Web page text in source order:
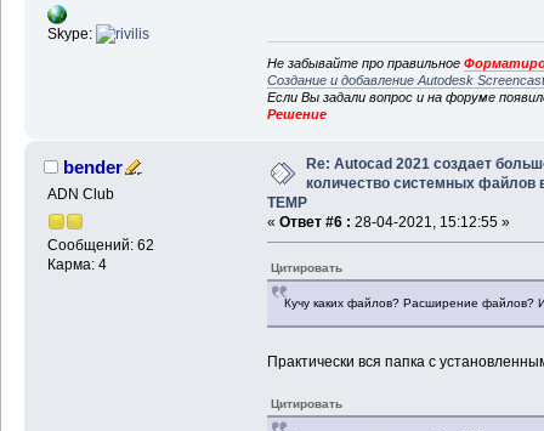
Skype:
Не забывайте про правильное
Создание и добавление Autodesk
Если Вы задали вопрос и на форуме
Решение
bender
ADN Club
Сообщений: 62
Карма: 4
Re: Autocad 2021 создает
количество системных файлов
TEMP
« Ответ #6 : 28-04-2021, 15:12:55 »
Цитировать
Кучу каких файлов? Расширение
Практически вся папка с
Цитировать